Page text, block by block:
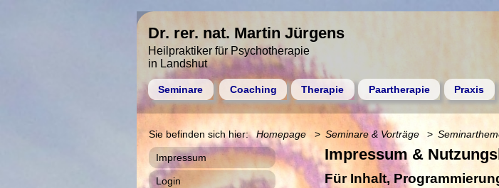
Dr. rer. nat. Martin Jürgens
Heilpraktiker für Psychotherapie
in Landshut
Seminare Coaching Therapie Paartherapie Praxis
Impressum &
Für Inhalt,
Homepage Seminare & Vorträge
Impressum
Login